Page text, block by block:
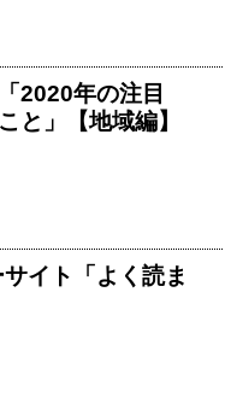
2020年の注目
と」【地域編】
イト「よく読ま